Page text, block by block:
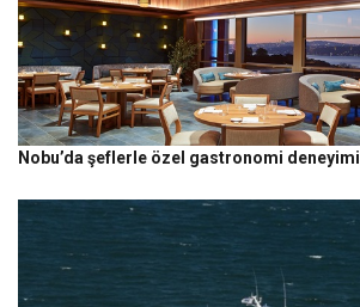
Nobu’da şeflerle özel gastronomi deneyimi